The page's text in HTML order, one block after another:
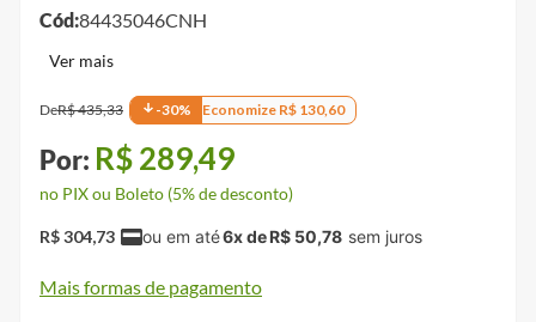
Cód:84435046CNH
DeR$435,33 -30% Economize R$ 130,60
R$289,49
no PIX ou Boleto (5% de desconto)
R$304,73 6x deR$ 50,78
Mais formas de pagamento